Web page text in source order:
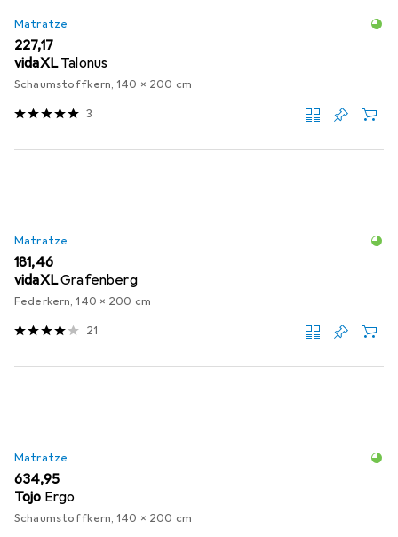
Matratze
EUR
227,17
vidaXL Talonus
Schaumstoffkern, 140 x 200 cm
3
Matratze
EUR
181,46
vidaXLGrafenberg
Federkern, 140 x 200 cm
21
Matratze
EUR
634,95
Tojo Ergo
Schaumstoffkern, 140 x 200 cm